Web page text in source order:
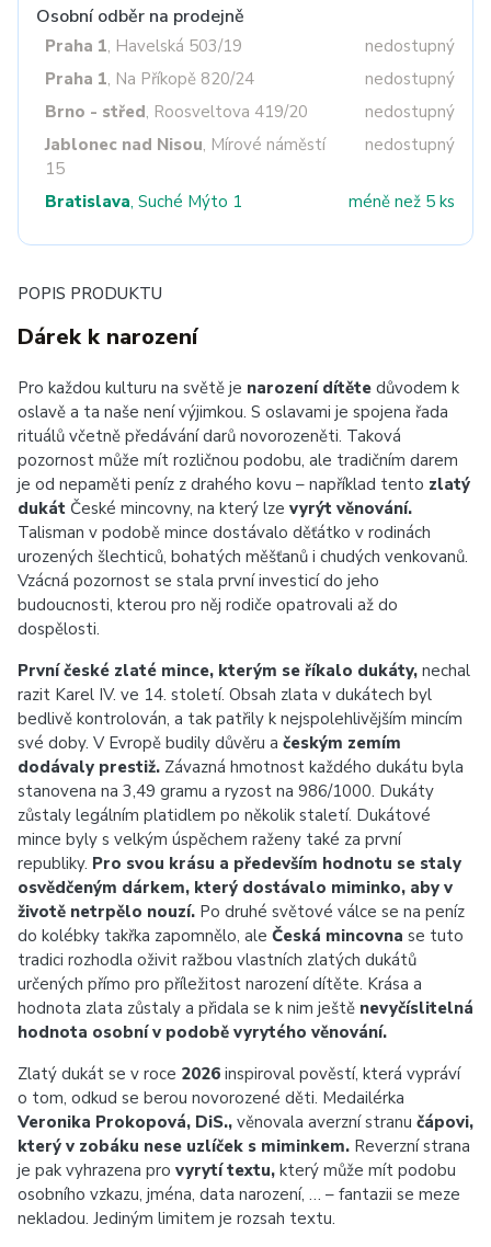
Osobní odběr na prodejně
Praha 1, Havelská 503/19
nedostupný
Praha 1, Na Příkopě 820/24
nedostupný
Brno - střed, Roosveltova 419/20
nedostupný
Jablonec nad Nisou, Mírové náměstí
15
nedostupný
Bratislava, Suché Mýto 1 méně než 5 ks
POPIS PRODUKTU
Dárek k narození
Pro každou kulturu na světě je narození dítěte důvodem k
oslavě a ta naše není výjimkou. S oslavami je spojena řada
rituálů včetně předávání darů novorozeněti. Taková
pozornost může mít rozličnou podobu, ale tradičním darem
je od nepaměti peníz z drahého kovu – například tento zlatý
dukát České mincovny, na který lze vyrýt věnování.
Talisman v podobě mince dostávalo děťátko v rodinách
urozených šlechticů, bohatých měšťanů i chudých venkovanů.
Vzácná pozornost se stala první investicí do jeho
budoucnosti, kterou pro něj rodiče opatrovali až do
dospělosti.
První české zlaté mince, kterým se říkalo dukáty, nechal
razit Karel IV. ve 14. století. Obsah zlata v dukátech byl
bedlivě kontrolován, a tak patřily k nejspolehlivějším mincím
své doby. V Evropě budily důvěru a českým zemím
dodávaly prestiž. Závazná hmotnost každého dukátu byla
stanovena na 3,49 gramu a ryzost na 986/1000. Dukáty
zůstaly legálním platidlem po několik staletí. Dukátové
mince byly s velkým úspěchem raženy také za první
republiky. Pro svou krásu a především hodnotu se staly
osvědčeným dárkem, který dostávalo miminko, aby v
životě netrpělo nouzí. Po druhé světové válce se na peníz
do kolébky takřka zapomnělo, ale Česká mincovna se tuto
tradici rozhodla oživit ražbou vlastních zlatých dukátů
určených přímo pro příležitost narození dítěte. Krása a
hodnota zlata zůstaly a přidala se k nim ještě nevyčíslitelná
hodnota osobní v podobě vyrytého věnování.
Zlatý dukát se v roce 2026 inspiroval pověstí, která vypráví
o tom, odkud se berou novorozené děti. Medailérka
Veronika Prokopová, DiS., věnovala averzní stranu čápovi,
který v zobáku nese uzlíček s miminkem. Reverzní strana
je pak vyhrazena pro vyrytí textu, který může mít podobu
osobního vzkazu, jména, data narození, … – fantazii se meze
nekladou. Jediným limitem je rozsah textu.